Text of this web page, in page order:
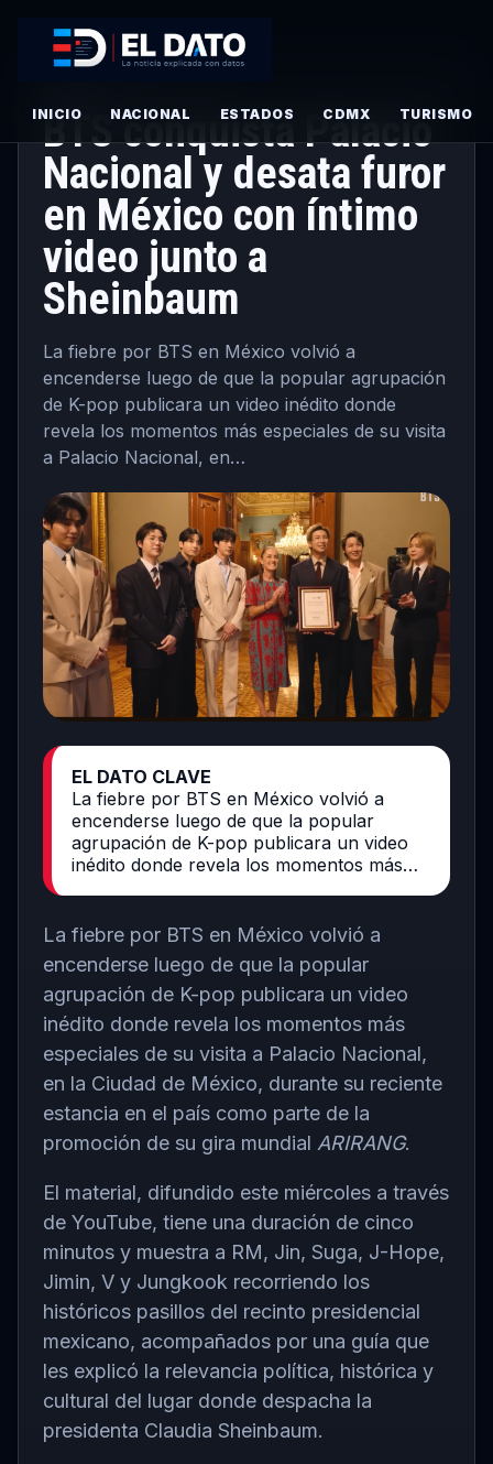
INICIO NACIONAL ESTADOS CDMX TURISMO
BTS conquista Palacio
Nacional y desata furor
en México con íntimo
video junto a
Sheinbaum
La fiebre por BTS en México volvió a
encenderse luego de que la popular agrupación
de K-pop publicara un video inédito donde
revela los momentos más especiales de su visita
a Palacio Nacional, en…
EL DATO CLAVE
La fiebre por BTS en México volvió a
encenderse luego de que la popular
agrupación de K-pop publicara un video
inédito donde revela los momentos más…
La fiebre por BTS en México volvió a
encenderse luego de que la popular
agrupación de K-pop publicara un video
inédito donde revela los momentos más
especiales de su visita a Palacio Nacional,
en la Ciudad de México, durante su reciente
estancia en el país como parte de la
promoción de su gira mundial ARIRANG.
El material, difundido este miércoles a través
de YouTube, tiene una duración de cinco
minutos y muestra a RM, Jin, Suga, J-Hope,
Jimin, V y Jungkook recorriendo los
históricos pasillos del recinto presidencial
mexicano, acompañados por una guía que
les explicó la relevancia política, histórica y
cultural del lugar donde despacha la
presidenta Claudia Sheinbaum.